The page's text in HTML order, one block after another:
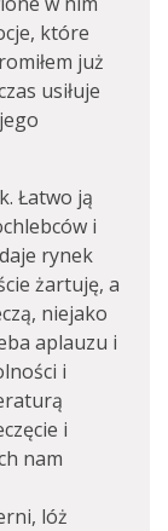
które
już
usiłuje
Łatwo ją
i
rynek
żartuję, a
niejako
aplauzu i
i
i
nam
lóż